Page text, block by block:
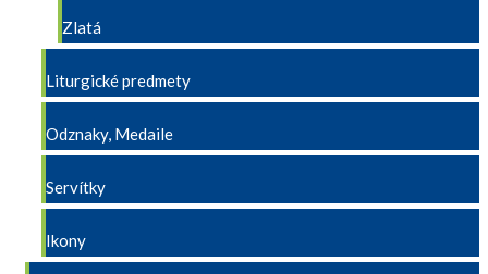
Zlatá
Liturgické predmety
Odznaky, Medaile
Servítky
Ikony